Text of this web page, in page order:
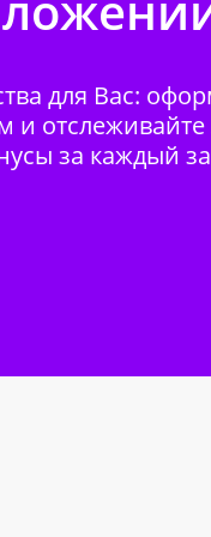
для Вас:
и
за каждый